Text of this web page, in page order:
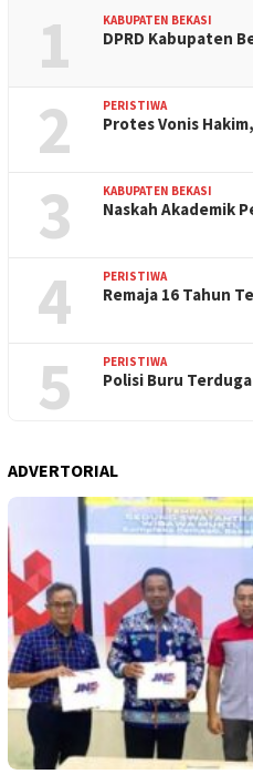
1 KABUPATEN BEKASI
DPRD Kabupaten
2 PERISTIWA
Protes Vonis
3 KABUPATEN BEKASI
Naskah Akademik
4 PERISTIWA
Remaja 16 Tahun
5 PERISTIWA
Polisi Buru
ADVERTORIAL